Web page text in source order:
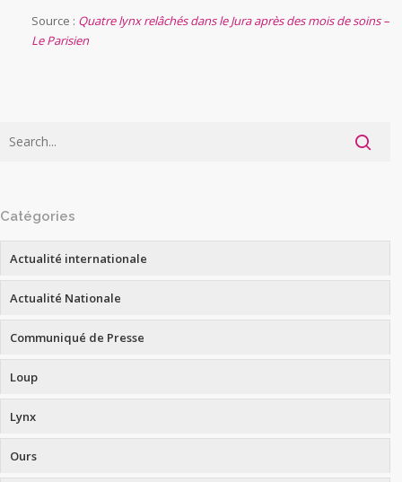
Source : Quatre lynx relâchés dans le Jura après des mois de soins –
Le Parisien
Catégories
Actualité internationale
Actualité Nationale
Communiqué de Presse
Loup
Lynx
Ours